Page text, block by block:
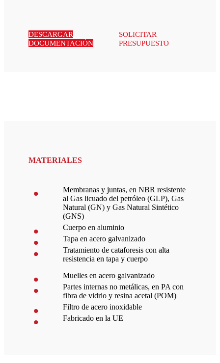
DESCARGAR
DOCUMENTACIÓN
SOLICITAR
PRESUPUESTO
MATERIALES
Membranas y juntas, en NBR resistente
al Gas licuado del petróleo (GLP), Gas
Natural (GN) y Gas Natural Sintético
(GNS)
Cuerpo en aluminio
Tapa en acero galvanizado
Tratamiento de cataforesis con alta
resistencia en tapa y cuerpo
Muelles en acero galvanizado
Partes internas no metálicas, en PA con
fibra de vidrio y resina acetal (POM)
Filtro de acero inoxidable
Fabricado en la UE